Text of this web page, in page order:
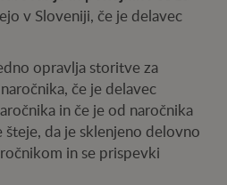
v Sloveniji, če je delavec
opravlja storitve za
če je delavec
in če je od naročnika
da je sklenjeno delovno
in se prispevki